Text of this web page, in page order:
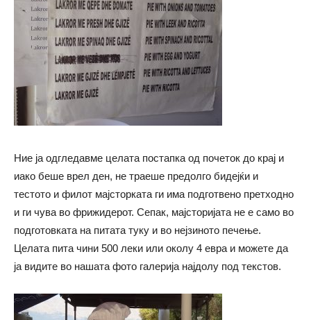
Ние ја одгледавме целата постапка од почеток до крај и
иако беше врел ден, не траеше предолго бидејќи и
тестото и филот мајсторката ги има подготвено претходно
и ги чува во фрижидерот. Сепак, мајсторијата не е само во
подготовката на питата туку и во нејзиното печење.
Целата пита чини 500 леки или околу 4 евра и можете да
ја видите во нашата фото галерија најдолу под текстов.